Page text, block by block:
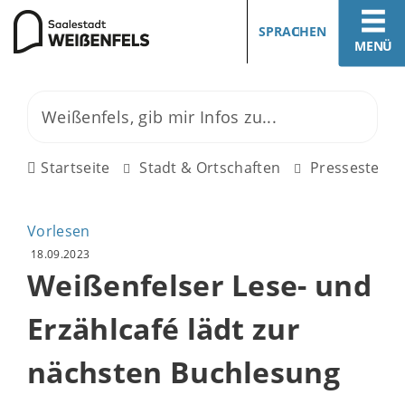
MENÜ
SPRACHEN
Startseite Stadt & Ortschaften Pressestelle
Vorlesen
18.09.2023
Weißenfelser Lese- und
Erzählcafé lädt zur
nächsten Buchlesung